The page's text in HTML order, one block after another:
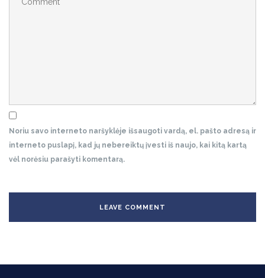
Noriu savo interneto naršyklėje išsaugoti vardą, el. pašto adresą ir
interneto puslapį, kad jų nebereiktų įvesti iš naujo, kai kitą kartą
vėl norėsiu parašyti komentarą.